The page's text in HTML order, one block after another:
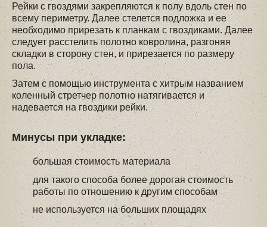
Рейки с гвоздями закрепляются к полу вдоль стен по
всему периметру. Далее стелется подложка и ее
необходимо прирезать к планкам с гвоздиками. Далее
следует расстелить полотно ковролина, разгоняя
складки в сторону стен, и прирезается по размеру
пола.
Затем с помощью инструмента с хитрым названием
коленный стретчер полотно натягивается и
надевается на гвоздики рейки.
Минусы при укладке:
большая стоимость материала
для такого способа более дорогая стоимость
работы по отношению к другим способам
не используется на больших площадях